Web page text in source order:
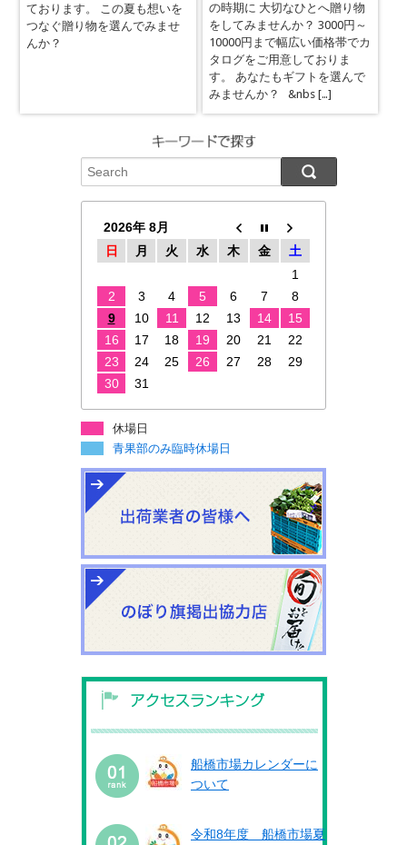
ております。 この夏も想いを
つなぐ贈り物を選んでみませ
んか？
の時期に 大切なひとへ贈り物
をしてみませんか？ 3000円～
10000円まで幅広い価格帯でカ
タログをご用意しておりま
す。 あなたもギフトを選んで
みませんか？ &nbs […]
2026年 8月
日
月 火 水 木 金
土
1
2
3 4 5 6 7
8
9
10 11 12 13 14
15
16
17 18 19 20 21
22
23
24 25 26 27 28
29
30
31
休場日
青果部のみ臨時休場日
船橋市場カレンダーに
ついて
令和8年度 船橋市場夏